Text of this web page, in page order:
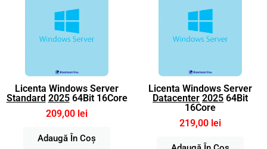
Licenta Windows Server
Standard 202564Bit 16Core
209,00 lei
Adaugă În Coș
Licenta Windows Server
Datacenter 2025 64Bit
16Core
219,00 lei